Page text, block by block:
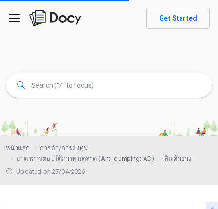
Get Started
หน้าแรก
การค้า/การลงทุน
มาตรการตอบโต้การทุ่มตลาด (Anti-dumping: AD)
สินค้ายาง
Updated on 27/04/2026